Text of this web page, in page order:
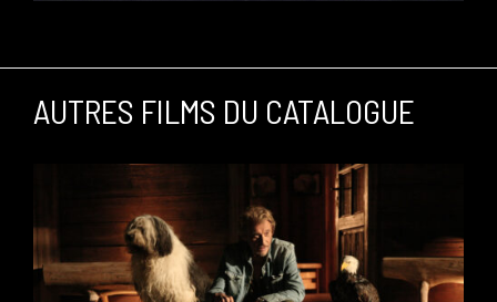
AUTRES FILMS DU CATALOGUE